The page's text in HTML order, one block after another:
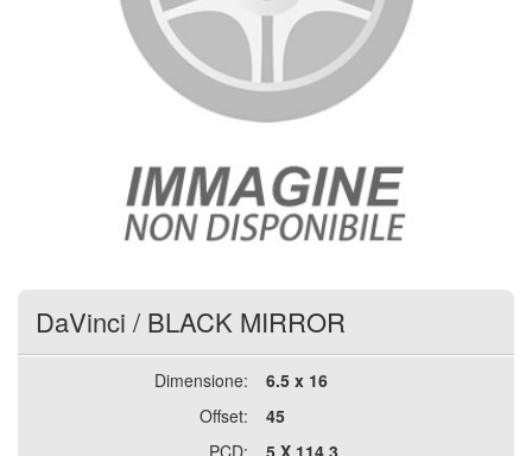
DaVinci / BLACK MIRROR
Dimensione:
6.5 x 16
Offset:
45
PCD:
5 X 114,3